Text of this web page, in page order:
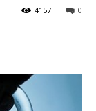
0
4157